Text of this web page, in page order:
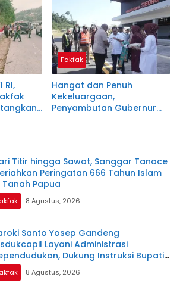
Islam di Tanah Papua
RI,
Fakfak
Hangat dan Penuh
Kekeluargaan,
Penyambutan Gubernur
Titir hingga Sawat, Sanggar Tanace
Peringatan 666 Tahun Islam
Tanah Papua
8 Agustus, 2026
Santo Yosep Gandeng
Layani Administrasi
Dukung Instruksi Bupati
Dahlan
8 Agustus, 2026